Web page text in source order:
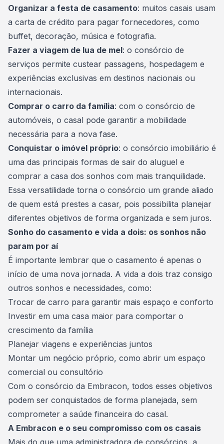
Organizar a festa de casamento: muitos casais usam
a carta de crédito para pagar fornecedores, como
buffet, decoração, música e fotografia.
Fazer a viagem de lua de mel: o consórcio de
serviços permite custear passagens, hospedagem e
experiências exclusivas em destinos nacionais ou
internacionais.
Comprar o carro da família: com o consórcio de
automóveis, o casal pode garantir a mobilidade
necessária para a nova fase.
Conquistar o imóvel próprio: o consórcio imobiliário é
uma das principais formas de sair do aluguel e
comprar a casa dos sonhos com mais tranquilidade.
Essa versatilidade torna o consórcio um grande aliado
de quem está prestes a casar, pois possibilita planejar
diferentes objetivos de forma organizada e sem juros.
Sonho do casamento e vida a dois: os sonhos não
param por aí
É importante lembrar que o casamento é apenas o
início de uma nova jornada. A vida a dois traz consigo
outros sonhos e necessidades, como:
Trocar de carro para garantir mais espaço e conforto
Investir em uma casa maior para comportar o
crescimento da família
Planejar viagens e experiências juntos
Montar um negócio próprio, como abrir um espaço
comercial ou consultório
Com o consórcio da Embracon, todos esses objetivos
podem ser conquistados de forma planejada, sem
comprometer a saúde financeira do casal.
A Embracon e o seu compromisso com os casais
Mais do que uma administradora de consórcios, a